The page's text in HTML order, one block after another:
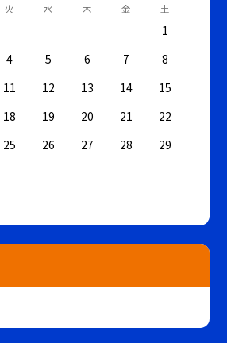
火 水 木 金 土
1
4 5 6 7
8
11 12 13 14
15
18 19 20 21
22
25 26 27 28
29